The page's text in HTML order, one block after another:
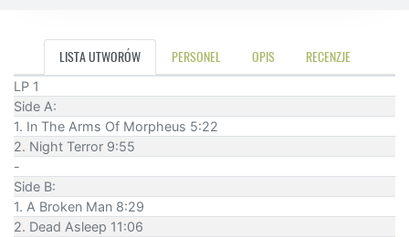
LISTA UTWORÓW PERSONEL OPIS RECENZJE
LP 1
Side A:
1. In The Arms Of Morpheus 5:22
2. Night Terror 9:55
-
Side B:
1. A Broken Man 8:29
2. Dead Asleep 11:06